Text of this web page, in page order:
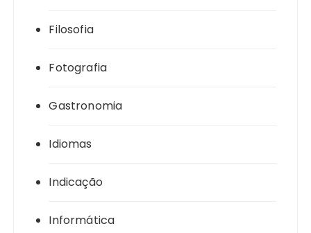
Filosofia
Fotografia
Gastronomia
Idiomas
Indicação
Informática